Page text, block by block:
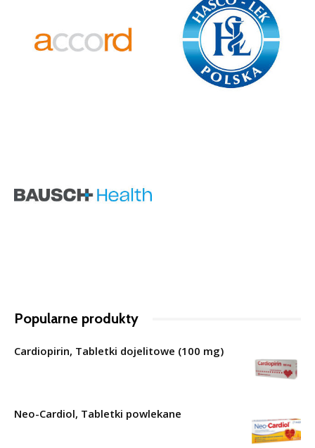
Popularne produkty
Cardiopirin, Tabletki dojelitowe (100 mg)
Neo-Cardiol, Tabletki powlekane